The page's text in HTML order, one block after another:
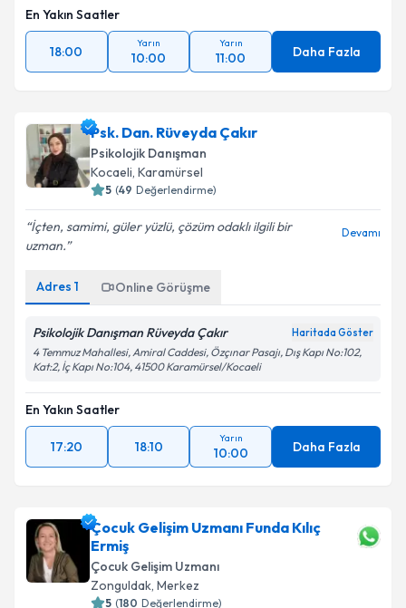
En Yakın Saatler
18:00
Yarın
10:00
Yarın
11:00 Daha Fazla
Psk. Dan. Rüveyda Çakır
Psikolojik Danışman
Kocaeli, Karamürsel
5 (49 Değerlendirme)
İçten, samimi, güler yüzlü, çözüm odaklı ilgili bir
uzman.
Devamı
Adres 1 Online Görüşme
Psikolojik Danışman Rüveyda Çakır Haritada Göster
4 Temmuz Mahallesi, Amiral Caddesi, Özçınar Pasajı, Dış Kapı No:102,
Kat:2, İç Kapı No:104, 41500 Karamürsel/Kocaeli
En Yakın Saatler
17:20 18:10
Yarın
10:00 Daha Fazla
Çocuk Gelişim Uzmanı Funda Kılıç
Ermiş
Çocuk Gelişim Uzmanı
Zonguldak, Merkez
5 (180 Değerlendirme)